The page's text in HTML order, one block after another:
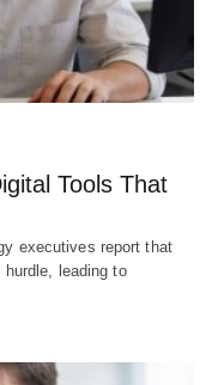
Tools That
executives report that
leading to